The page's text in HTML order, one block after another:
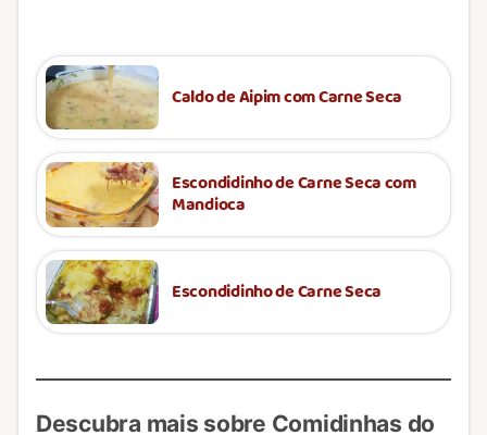
Caldo de Aipim com Carne Seca
Escondidinho de Carne Seca com
Mandioca
Escondidinho de Carne Seca
Descubra mais sobre Comidinhas do